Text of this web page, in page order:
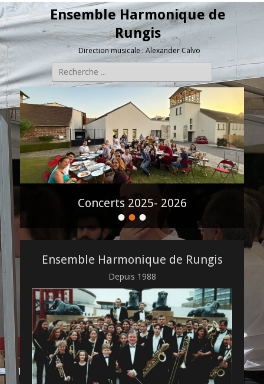
Ensemble Harmonique de
Rungis
Direction musicale : Alexander Calvo
Rechercher :
•••
Concerts 2025- 2026
s
e
d
e
e
h
r
9
4
Ensemble Harmonique de Rungis
Depuis 1988